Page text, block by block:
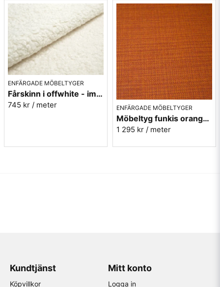
ENFÄRGADE MÖBELTYGER
Fårskinn i offwhite - imitation - Gute 102
745 kr / meter ENFÄRGADE MÖBELTYGER
Möbeltyg funkis orange - Rost - Funk nr.9314
1 295 kr / meter
Kundtjänst
Köpvillkor
Mitt konto
Logga in